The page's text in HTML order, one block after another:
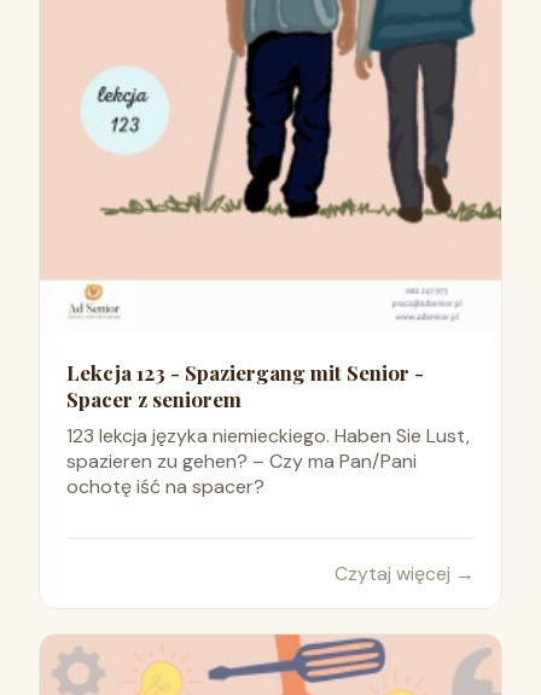
Lekcja 123 - Spaziergang mit Senior -
Spacer z seniorem
123 lekcja języka niemieckiego. Haben Sie Lust,
spazieren zu gehen? – Czy ma Pan/Pani
ochotę iść na spacer?
Czytaj więcej →